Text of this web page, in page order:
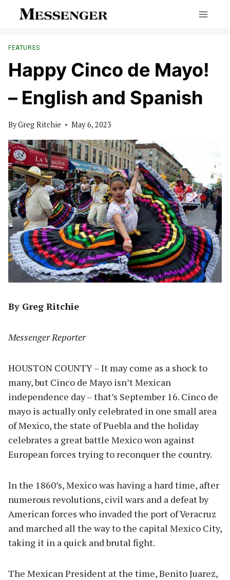
FEATURES
Happy Cinco de Mayo!
– English and Spanish
ByGreg Ritchie May 6, 2023
By Greg Ritchie
Messenger Reporter
HOUSTON COUNTY – It may come as a shock to
many, but Cinco de Mayo isn’t Mexican
independence day – that’s September 16. Cinco de
mayo is actually only celebrated in one small area
of Mexico, the state of Puebla and the holiday
celebrates a great battle Mexico won against
European forces trying to reconquer the country.
In the 1860’s, Mexico was having a hard time, after
numerous revolutions, civil wars and a defeat by
American forces who invaded the port of Veracruz
and marched all the way to the capital Mexico City,
taking it in a quick and brutal fight.
The Mexican President at the time, Benito Juarez,